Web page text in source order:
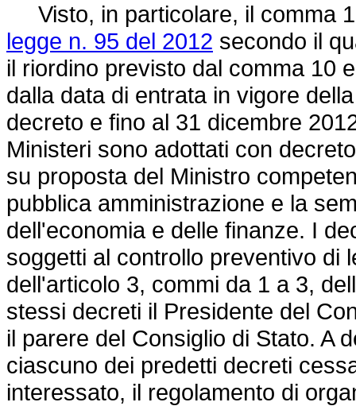
Visto, in particolare, il comma
legge n. 95 del 2012 secondo il
il riordino previsto dal comma 10
dalla data di entrata in vigore
decreto e fino al 31 dicembre
Ministeri sono adottati con
su proposta del Ministro
pubblica amministrazione e la
dell'economia e delle finanze. I
soggetti al controllo preventivo di
dell'articolo 3, commi da 1 a 3,
stessi decreti il Presidente del
il parere del Consiglio di Stato. A
ciascuno dei predetti decreti
interessato, il regolamento di